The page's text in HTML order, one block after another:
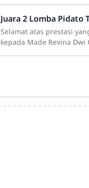
mendapatkan juara 2 se
pada lomba
Juara 2 Lomba Pidato
Selamat atas prestasi
kepada Made Revina Dwi